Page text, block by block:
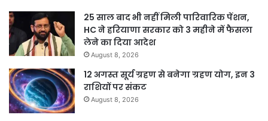
25 साल बाद भी नहीं मिली पारिवारिक पेंशन,
HC ने हरियाणा सरकार को 3 महीने में फैसला
लेने का दिया आदेश
August 8, 2026
12 अगस्त सूर्य ग्रहण से बनेगा ग्रहण योग, इन 3
राशियों पर संकट
August 8, 2026